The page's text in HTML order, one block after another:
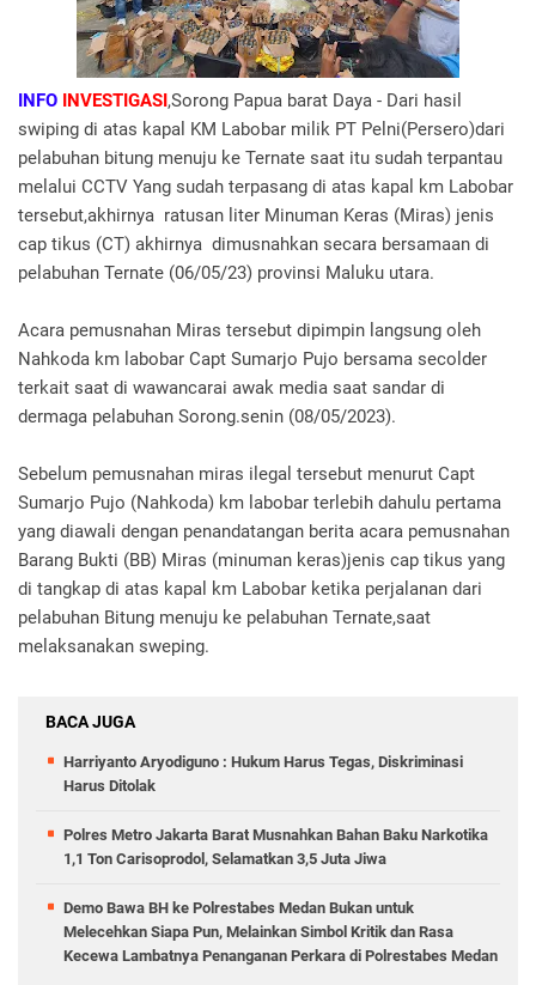
INFO INVESTIGASI ,Sorong Papua barat Daya - Dari hasil
swiping di atas kapal KM Labobar milik PT Pelni(Persero)dari
pelabuhan bitung menuju ke Ternate saat itu sudah terpantau
melalui CCTV Yang sudah terpasang di atas kapal km Labobar
tersebut,akhirnya ratusan liter Minuman Keras (Miras) jenis
cap tikus (CT) akhirnya dimusnahkan secara bersamaan di
pelabuhan Ternate (06/05/23) provinsi Maluku utara.
Acara pemusnahan Miras tersebut dipimpin langsung oleh
Nahkoda km labobar Capt Sumarjo Pujo bersama secolder
terkait saat di wawancarai awak media saat sandar di
dermaga pelabuhan Sorong.senin (08/05/2023).
Sebelum pemusnahan miras ilegal tersebut menurut Capt
Sumarjo Pujo (Nahkoda) km labobar terlebih dahulu pertama
yang diawali dengan penandatangan berita acara pemusnahan
Barang Bukti (BB) Miras (minuman keras)jenis cap tikus yang
di tangkap di atas kapal km Labobar ketika perjalanan dari
pelabuhan Bitung menuju ke pelabuhan Ternate,saat
melaksanakan sweping.
BACA JUGA
Harriyanto Aryodiguno : Hukum Harus Tegas, Diskriminasi
Harus Ditolak
Polres Metro Jakarta Barat Musnahkan Bahan Baku Narkotika
1,1 Ton Carisoprodol, Selamatkan 3,5 Juta Jiwa
Demo Bawa BH ke Polrestabes Medan Bukan untuk
Melecehkan Siapa Pun, Melainkan Simbol Kritik dan Rasa
Kecewa Lambatnya Penanganan Perkara di Polrestabes Medan